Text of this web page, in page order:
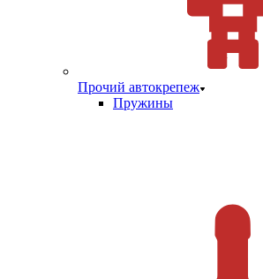
Прочий автокрепеж
Пружины